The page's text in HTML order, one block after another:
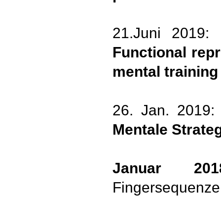
21.Juni 2019:
Functional
mental
26. Jan. 2019:
Mentale
Januar